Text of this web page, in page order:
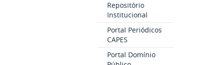
Repositório
Institucional
Portal Periódicos
CAPES
Portal Domínio